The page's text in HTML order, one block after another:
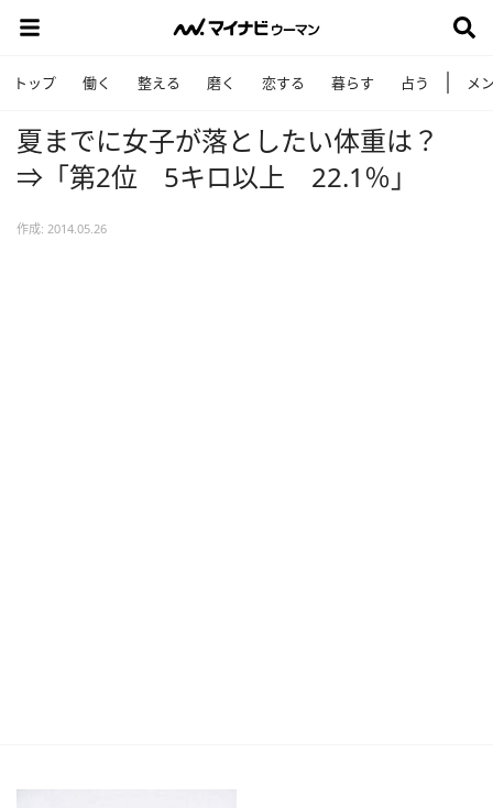
トップ 働く 整える 磨く 恋する 暮らす 占う メ
夏までに女子が落としたい体重は？
⇒「第2位 5キロ以上 22.1％」
作成: 2014.05.26